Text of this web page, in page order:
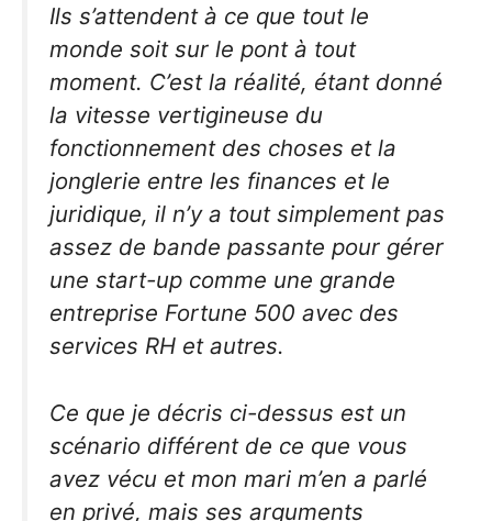
Ils s’attendent à ce que tout le
monde soit sur le pont à tout
moment. C’est la réalité, étant donné
la vitesse vertigineuse du
fonctionnement des choses et la
jonglerie entre les finances et le
juridique, il n’y a tout simplement pas
assez de bande passante pour gérer
une start-up comme une grande
entreprise Fortune 500 avec des
services RH et autres.
Ce que je décris ci-dessus est un
scénario différent de ce que vous
avez vécu et mon mari m’en a parlé
en privé, mais ses arguments